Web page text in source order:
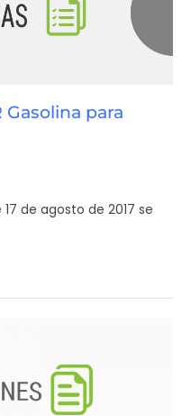
Gasolina para
de agosto de 2017 se